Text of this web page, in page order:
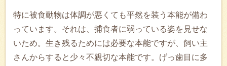
特に被食動物は体調が悪くても平然を装う本能が備わ
っています。それは、捕食者に弱っている姿を見せな
いため。生き残るためには必要な本能ですが、飼い主
さんからすると少々不親切な本能です。げっ歯目に多